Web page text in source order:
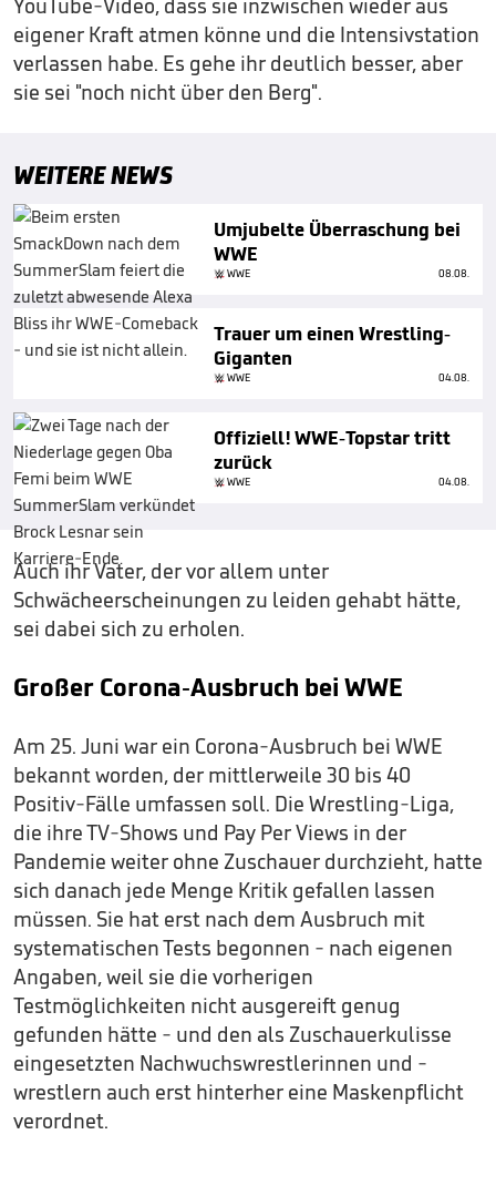
eigener Kraft atmen könne und die Intensivstation
verlassen habe. Es gehe ihr deutlich besser, aber
sie sei "noch nicht über den Berg".
WEITERE NEWS
Umjubelte Überraschung bei
WWE
WWE 08.08.
Trauer um einen Wrestling-
Giganten
WWE 04.08.
Offiziell! WWE-Topstar tritt
zurück
WWE 04.08.
Auch ihr Vater, der vor allem unter
Schwächeerscheinungen zu leiden gehabt hätte,
sei dabei sich zu erholen.
Großer Corona-Ausbruch bei WWE
Am 25. Juni war ein Corona-Ausbruch bei WWE
bekannt worden, der mittlerweile 30 bis 40
Positiv-Fälle umfassen soll. Die Wrestling-Liga,
die ihre TV-Shows und Pay Per Views in der
Pandemie weiter ohne Zuschauer durchzieht, hatte
sich danach jede Menge Kritik gefallen lassen
müssen. Sie hat erst nach dem Ausbruch mit
systematischen Tests begonnen - nach eigenen
Angaben, weil sie die vorherigen
Testmöglichkeiten nicht ausgereift genug
gefunden hätte - und den als Zuschauerkulisse
eingesetzten Nachwuchswrestlerinnen und -
wrestlern auch erst hinterher eine Maskenpflicht
verordnet.